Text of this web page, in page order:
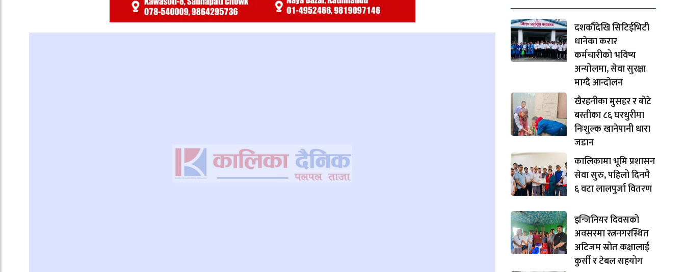
दशकौँदेखि सिटिईभिटी
धानेका करार
कर्मचारीको भविष्य
अन्योलमा, सेवा सुरक्षा
माग्दै आन्दोलन
खैरहनीका मुसहर र बोटे
बस्तीका ८६ घरधुरीमा
निःशुल्क खानेपानी धारा
जडान
कालिकामा भूमि प्रशासन
सेवा सुरु, पहिलो दिनमै
६ वटा लालपुर्जा वितरण
इन्जिनियर दिवसको
अवसरमा रत्ननगरस्थित
अटिजम स्रोत कक्षालाई
कुर्सी र टेबल सहयोग